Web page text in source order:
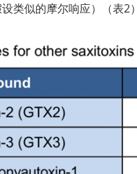
类似的摩尔响应）（表